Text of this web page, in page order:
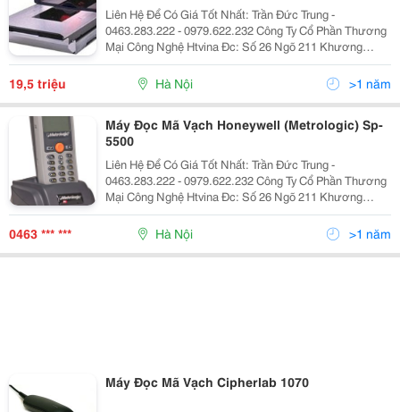
Liên Hệ Để Có Giá Tốt Nhất: Trần Đức Trung -
0463.283.222 - 0979.622.232 Công Ty Cổ Phần Thương
Mại Công Nghệ Htvina Đc: Số 26 Ngõ 211 Khương
Trung &Ndash; Thanh Xuân &Ndash; Hà Nội Yahoo
:Htvinakd3 Http ://Www.sieuthiht.com Trụ Sở Chính:
19,5 triệu Hà Nội >1 năm
Máy Đọc Mã Vạch Honeywell (Metrologic) Sp-
5500
Liên Hệ Để Có Giá Tốt Nhất: Trần Đức Trung -
0463.283.222 - 0979.622.232 Công Ty Cổ Phần Thương
Mại Công Nghệ Htvina Đc: Số 26 Ngõ 211 Khương
Trung &Ndash; Thanh Xuân &Ndash; Hà Nội Yahoo
:Htvinakd3 Http ://Www.sieuthiht.com Trụ Sở Chính:
0463 *** *** Hà Nội >1 năm
Máy Đọc Mã Vạch Cipherlab 1070